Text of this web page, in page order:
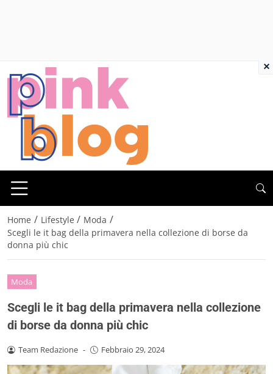
Home / Lifestyle / Moda /
Scegli le it bag della primavera nella collezione di borse da
donna più chic
Moda
Scegli le it bag della primavera nella collezione
di borse da donna più chic
Team Redazione - Febbraio 29, 2024
×